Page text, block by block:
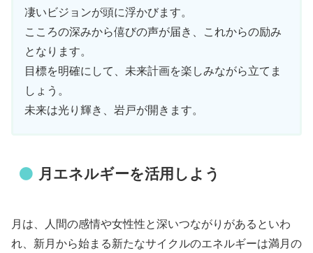
凄いビジョンが頭に浮かびます。
こころの深みから僖びの声が届き、これからの励み
となります。
目標を明確にして、未来計画を楽しみながら立てま
しょう。
未来は光り輝き、岩戸が開きます。
月エネルギーを活用しよう
月は、人間の感情や女性性と深いつながりがあるといわ
れ、新月から始まる新たなサイクルのエネルギーは満月の